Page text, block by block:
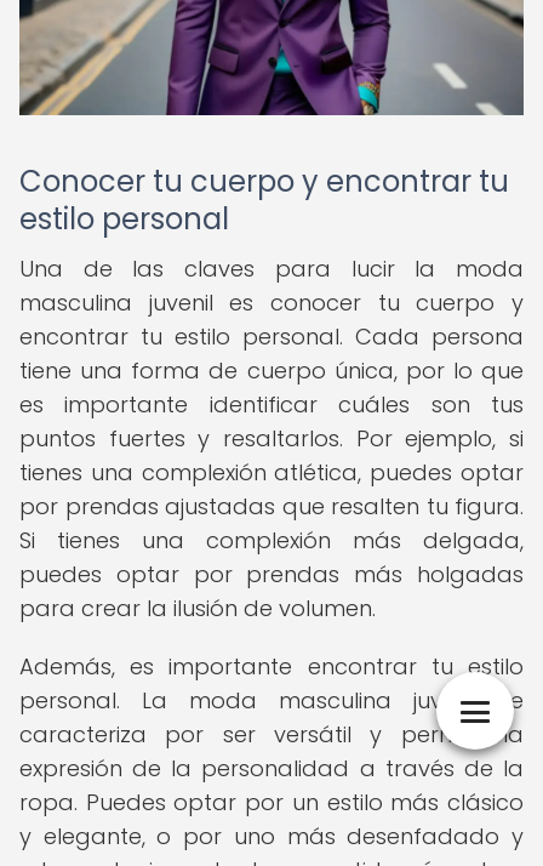
Conocer tu cuerpo y encontrar tu
estilo personal
Una de las claves para lucir la moda
masculina juvenil es conocer tu cuerpo y
encontrar tu estilo personal. Cada persona
tiene una forma de cuerpo única, por lo que
es importante identificar cuáles son tus
puntos fuertes y resaltarlos. Por ejemplo, si
tienes una complexión atlética, puedes optar
por prendas ajustadas que resalten tu figura.
Si tienes una complexión más delgada,
puedes optar por prendas más holgadas
para crear la ilusión de volumen.
Además, es importante encontrar tu estilo
personal. La moda masculina juvenil se
caracteriza por ser versátil y permitir la
expresión de la personalidad a través de la
ropa. Puedes optar por un estilo más clásico
y elegante, o por uno más desenfadado y